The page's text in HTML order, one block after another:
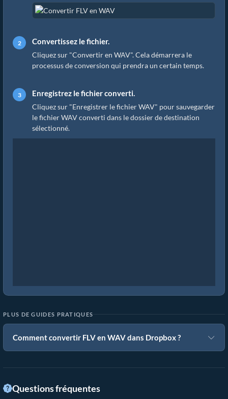
Convertissez le fichier.
Cliquez sur "Convertir en WAV". Cela démarrera le
processus de conversion qui prendra un certain temps.
Enregistrez le fichier converti.
Cliquez sur "Enregistrer le fichier WAV" pour sauvegarder
le fichier WAV converti dans le dossier de destination
sélectionné.
PLUS DE GUIDES PRATIQUES
Comment convertir FLV en WAV dans Dropbox ?
Questions fréquentes